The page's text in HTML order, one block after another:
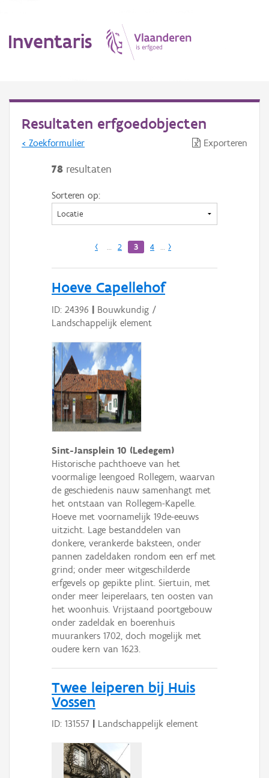
Inventaris
Erfgoedobject
Aanduidingsobject
Waarneming
Resultaten erfgoedobjecten
< Zoekformulier Exporteren
78 resultaten
Sorteren op:
‹ … 2 3 4 … ›
Hoeve Capellehof
ID: 24396 | Bouwkundig /
Landschappelijk element
Sint-Jansplein 10 (Ledegem)
Historische pachthoeve van het
voormalige leengoed Rollegem, waarvan
de geschiedenis nauw samenhangt met
het ontstaan van Rollegem-Kapelle.
Hoeve met voornamelijk 19de-eeuws
uitzicht. Lage bestanddelen van
donkere, verankerde baksteen, onder
pannen zadeldaken rondom een erf met
grind; onder meer witgeschilderde
erfgevels op gepikte plint. Siertuin, met
onder meer leiperelaars, ten oosten van
het woonhuis. Vrijstaand poortgebouw
onder zadeldak en boerenhuis
muurankers 1702, doch mogelijk met
oudere kern van 1623.
Twee leiperen bij Huis
Vossen
ID: 131557 | Landschappelijk element